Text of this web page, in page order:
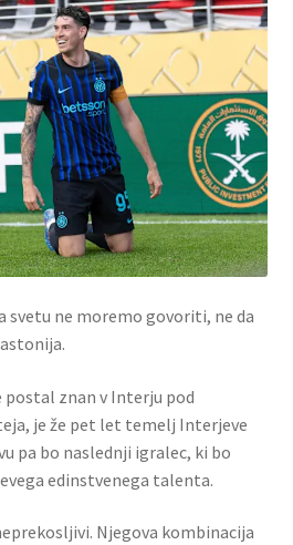
svetu ne moremo govoriti, ne da
znan v Interju pod
je že pet let temelj Interjeve
pa bo naslednji igralec, ki bo
edinstvenega talenta.
Njegova kombinacija